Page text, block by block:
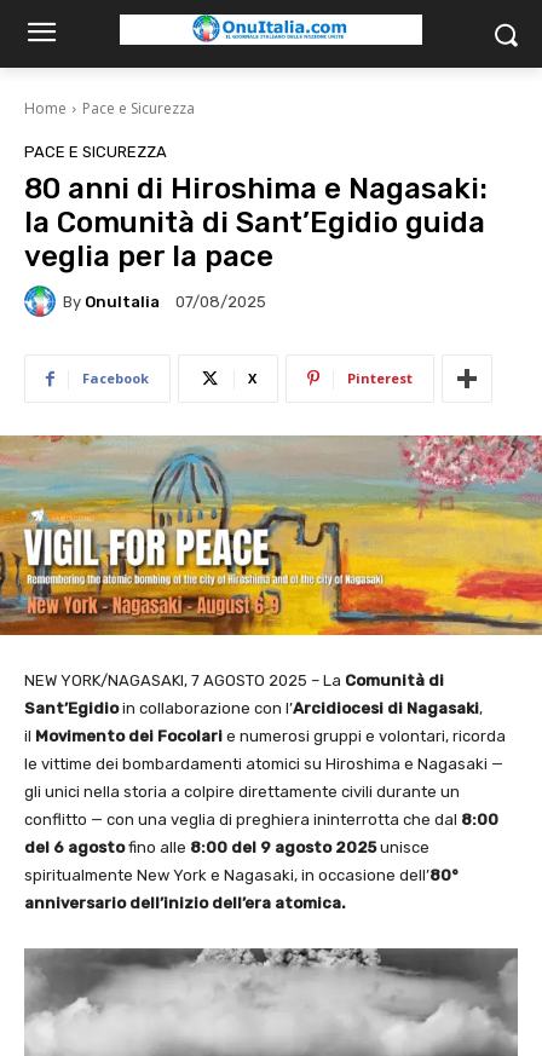
Home Pace e Sicurezza
PACE E SICUREZZA
80 anni di Hiroshima e Nagasaki:
la Comunità di Sant’Egidio guida
veglia per la pace
By OnuItalia 07/08/2025
Facebook X Pinterest
NEW YORK/NAGASAKI, 7 AGOSTO 2025 – La Comunità di
Sant’Egidioin collaborazione con l’Arcidiocesi di Nagasaki,
il Movimento dei Focolari e numerosi gruppi e volontari, ricorda
le vittime dei bombardamenti atomici su Hiroshima e Nagasaki —
gli unici nella storia a colpire direttamente civili durante un
conflitto — con una veglia di preghiera ininterrotta che dal 8:00
del 6 agostofino alle 8:00 del 9 agosto 2025unisce
spiritualmente New York e Nagasaki, in occasione dell’80°
anniversario dell’inizio dell’era atomica.